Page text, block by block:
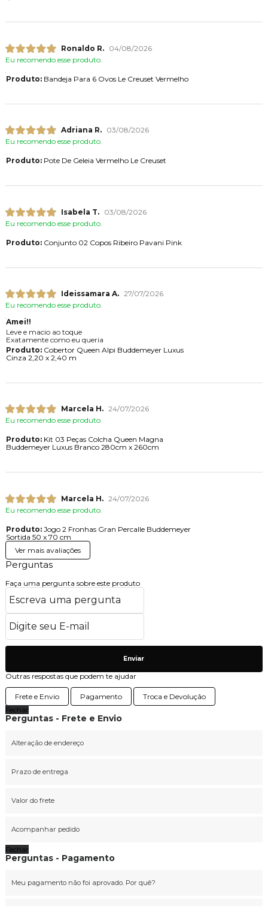
Ronaldo R.
04/08/2026
Eu recomendo esse produto.
Produto:Bandeja Para 6 Ovos Le Creuset Vermelho
Adriana R.
03/08/2026
Eu recomendo esse produto.
Produto:Pote De Geleia Vermelho Le Creuset
Isabela T.
03/08/2026
Eu recomendo esse produto.
Produto:Conjunto 02 Copos Ribeiro Pavani Pink
Ideissamara A. 27/07/2026
Eu recomendo esse produto.
Amei!!
Leve e macio ao toque
Exatamente como eu queria
Produto:Cobertor Queen Alpi Buddemeyer Luxus
Cinza 2,20 x 2,40 m
Marcela H. 24/07/2026
Eu recomendo esse produto.
Produto:Kit 03 Peças Colcha Queen Magna
Buddemeyer Luxus Branco 280cm x 260cm
Marcela H. 24/07/2026
Eu recomendo esse produto.
Produto:Jogo 2 Fronhas Gran Percalle Buddemeyer
Sortida 50 x 70 cm
Ver mais avaliações
Perguntas
Faça uma pergunta sobre este produto
Enviar
Outras respostas que podem te ajudar
Frete e Envio Pagamento
Troca e Devolução
Fechar
Perguntas - Frete e Envio
Alteração de endereço
Prazo de entrega
Valor do frete
Acompanhar pedido
Fechar
Perguntas - Pagamento
Meu pagamento não foi aprovado. Por quê?